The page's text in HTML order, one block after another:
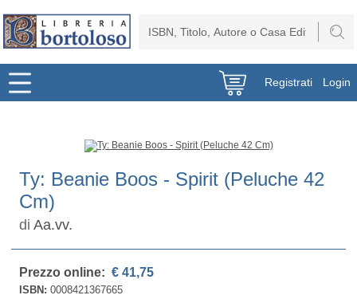
Registrati Login
Ty: Beanie Boos - Spirit (Peluche 42
Cm)
diAa.vv.
Prezzo online: € 41,75
ISBN:0008421367665